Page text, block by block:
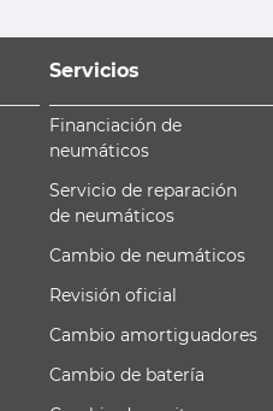
Servicios
Financiación de
neumáticos
Servicio de reparación
de neumáticos
Cambio de neumáticos
Revisión oficial
Cambio amortiguadores
Cambio de batería